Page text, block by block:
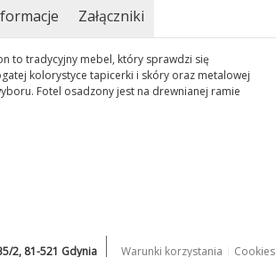
Załączniki
to tradycyjny mebel, który sprawdzi się
kolorystyce tapicerki i skóry oraz metalowej
Fotel osadzony jest na drewnianej ramie
2, 81-521 Gdynia Warunki korzystania Cookies